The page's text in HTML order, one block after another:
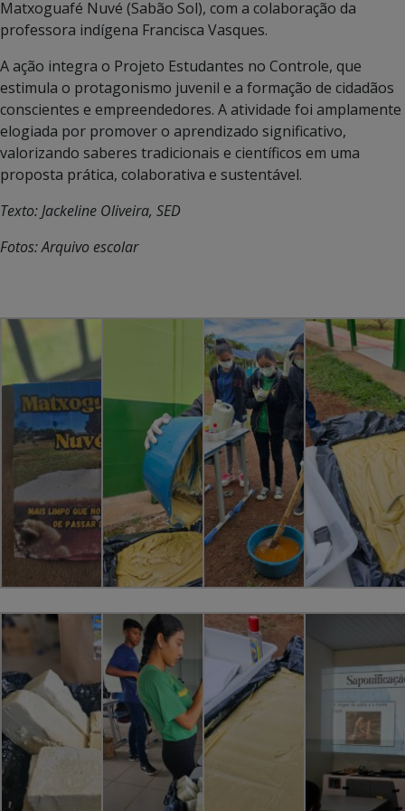
Matxoguafé Nuvé (Sabão Sol), com a colaboração da
professora indígena Francisca Vasques.
A ação integra o Projeto Estudantes no Controle, que
estimula o protagonismo juvenil e a formação de cidadãos
conscientes e empreendedores. A atividade foi amplamente
elogiada por promover o aprendizado significativo,
valorizando saberes tradicionais e científicos em uma
proposta prática, colaborativa e sustentável.
Texto: Jackeline Oliveira, SED
Fotos: Arquivo escolar